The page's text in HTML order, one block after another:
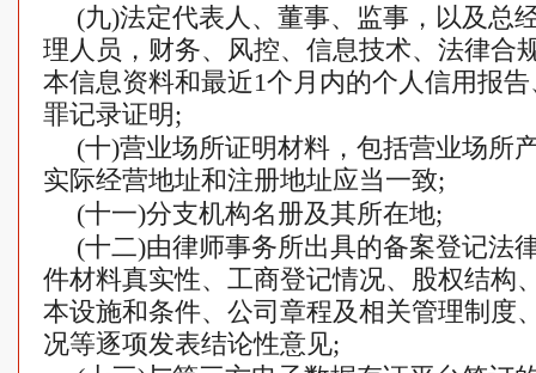
(九)法定代表人、董事、监事，以及总
理人员，财务、风控、信息技术、法律合
本信息资料和最近1个月内的个人信用报
罪记录证明;
(十)营业场所证明材料，包括营业场所
实际经营地址和注册地址应当一致;
(十一)分支机构名册及其所在地;
(十二)由律师事务所出具的备案登记法
件材料真实性、工商登记情况、股权结构
本设施和条件、公司章程及相关管理制度
况等逐项发表结论性意见;